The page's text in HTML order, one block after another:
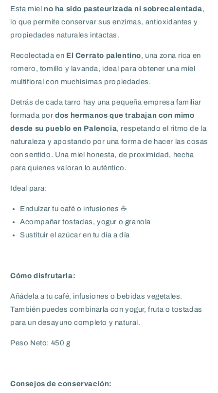
Esta miel no ha sido pasteurizada ni sobrecalentada,
lo que permite conservar sus enzimas, antioxidantes y
propiedades naturales intactas.
Recolectada en El Cerrato palentino, una zona rica en
romero, tomillo y lavanda, ideal para obtener una miel
multifloral con muchísimas propiedades.
Detrás de cada tarro hay una pequeña empresa familiar
formada por dos hermanos que trabajan con mimo
desde su pueblo en Palencia, respetando el ritmo de la
naturaleza y apostando por una forma de hacer las cosas
con sentido. Una miel honesta, de proximidad, hecha
para quienes valoran lo auténtico.
Ideal para:
Endulzar tu café o infusiones ☕
Acompañar tostadas, yogur o granola
Sustituir el azúcar en tu día a día
Cómo disfrutarla:
Añádela a tu café, infusiones o bebidas vegetales.
También puedes combinarla con yogur, fruta o tostadas
para un desayuno completo y natural.
Peso Neto: 450 g
Consejos de conservación: